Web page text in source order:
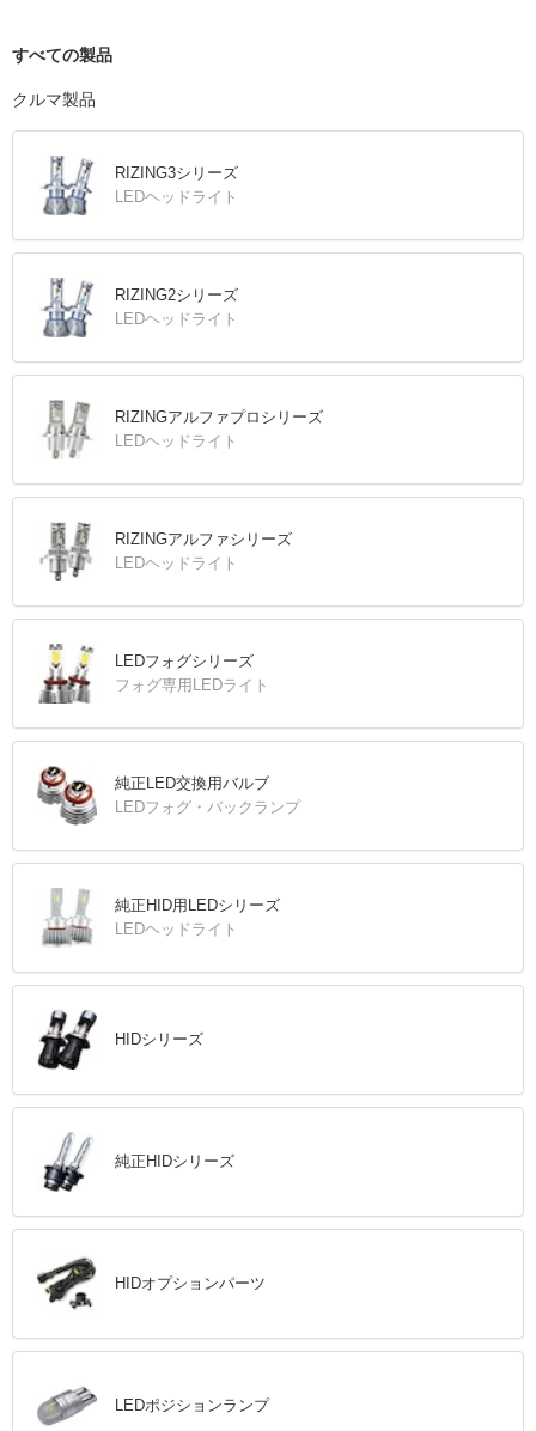
すべての製品
クルマ製品
RIZING3シリーズ
LEDヘッドライト
RIZING2シリーズ
LEDヘッドライト
RIZINGアルファプロシリーズ
LEDヘッドライト
RIZINGアルファシリーズ
LEDヘッドライト
LEDフォグシリーズ
フォグ専用LEDライト
純正LED交換用バルブ
LEDフォグ・バックランプ
純正HID用LEDシリーズ
LEDヘッドライト
HIDシリーズ
純正HIDシリーズ
HIDオプションパーツ
LEDポジションランプ